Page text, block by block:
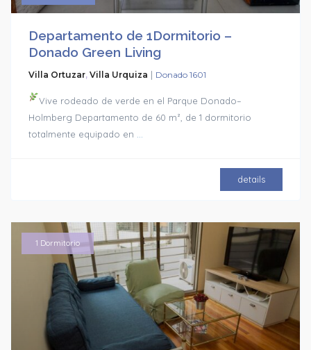
Departamento de 1Dormitorio –
Donado Green Living
Villa Ortuzar,Villa Urquiza | Donado 1601
Vive rodeado de verde en el Parque Donado–
Holmberg Departamento de 60 m², de 1 dormitorio
totalmente equipado en ...
details
1 Dormitorio